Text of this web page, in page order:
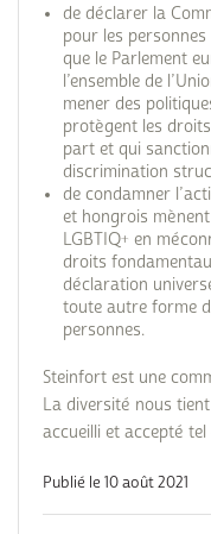
de déclarer la
pour les
que le Parlement
l’ensemble de
mener des
protègent les
part et qui
discrimination
de condamner
et hongrois
LGBTIQ+ en
droits
déclaration
toute autre forme
personnes.
Steinfort est une
La diversité nous
accueilli et accepté tel
Publié le 10 août 2021